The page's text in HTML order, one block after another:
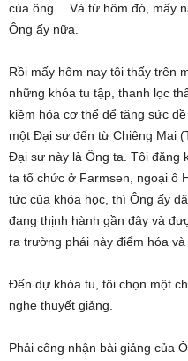
của ông… Và từ hôm đó, mấy
Ông ấy nữa.
Rồi mấy hôm nay tôi thấy trên
những khóa tu tập, thanh lọc
kiềm hóa cơ thể để tăng sức
một Đại sư đến từ Chiêng Mai
Đại sư này là Ông ta. Tôi đăng
ta tổ chức ở Farmsen, ngoại ô
tức của khóa học, thì Ông ấy
đang thịnh hành gần đây và
ra trường phái này điểm hóa
Đến dự khóa tu, tôi chọn một
nghe thuyết giảng.
Phải công nhận bài giảng của